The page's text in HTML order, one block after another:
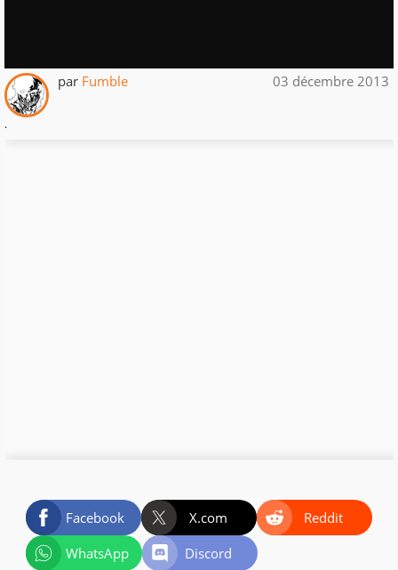
par Fumble 03 décembre 2013
.
Facebook X.com
Reddit
WhatsApp
Discord